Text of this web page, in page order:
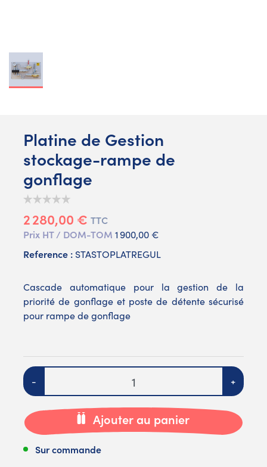
Platine de Gestion
stockage-rampe de
gonflage
2 280,00 € TTC
Prix HT / DOM-TOM 1 900,00 €
Reference : STASTOPLATREGUL
Cascade automatique pour la gestion de la
priorité de gonflage et poste de détente sécurisé
pour rampe de gonflage
Quantité
- +
Ajouter au panier
Sur commande